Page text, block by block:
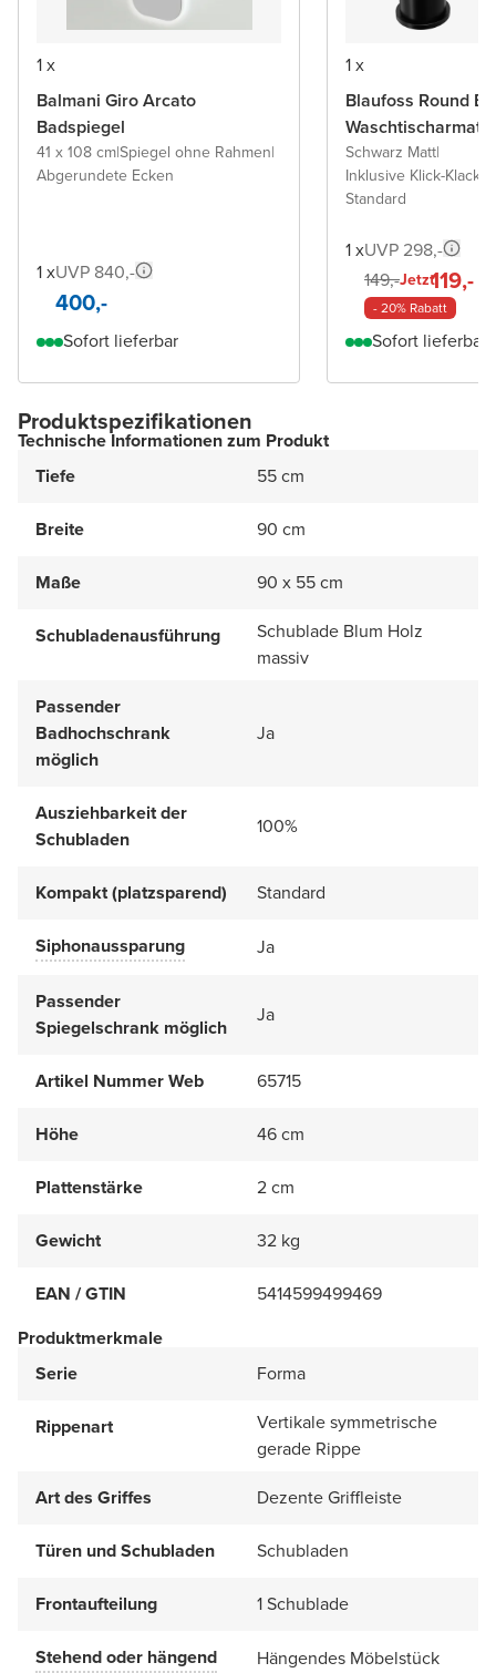
1 x
Balmani Giro Arcato
Badspiegel
41 x 108 cm|Spiegel ohne Rahmen|
Abgerundete Ecken
1 xUVP 840,-
400,-
Sofort lieferbar
1 x
Blaufoss Round
Schwarz Matt|
Inklusive Klick-Klack
Standard
1 xUVP 298,-
149,-Jetzt119,-
- 20% Rabatt
Sofort lieferbar
Produktspezifikationen
Technische Informationen zum Produkt
Tiefe
55 cm
Breite 90 cm
Maße 90 x 55 cm
Schubladenausführung
Schublade Blum Holz
massiv
Passender
Badhochschrank
möglich
Ja
Ausziehbarkeit der
Schubladen
100%
Kompakt (platzsparend) Standard
Siphonaussparung Ja
Passender
Spiegelschrank möglich
Ja
Artikel Nummer Web 65715
Höhe 46 cm
Plattenstärke 2 cm
Gewicht 32 kg
EAN / GTIN
5414599499469
Produktmerkmale
Serie
Forma
Rippenart
Vertikale symmetrische
gerade Rippe
Art des Griffes
Dezente Griffleiste
Türen und Schubladen Schubladen
Frontaufteilung 1 Schublade
Stehend oder hängend Hängendes Möbelstück